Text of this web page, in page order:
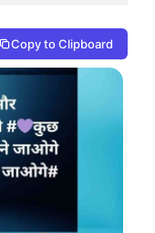
Copy to Clipboard